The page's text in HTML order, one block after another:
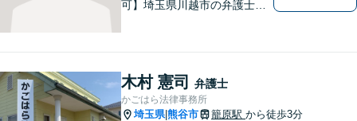
可】埼玉県川越市の弁護士で
軽にご相談ください。
木村 憲司 弁護士
かごはら法律事務所
埼玉県|熊谷市 籠原駅 から徒歩3分